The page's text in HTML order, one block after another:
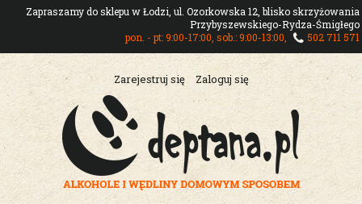
Zapraszamy do sklepu w Łodzi, ul. Ozorkowska 12, blisko skrzyżowania
Przybyszewskiego-Rydza-Śmigłego
pon. - pt: 9:00-17:00, sob.: 9:00-13:00,
502 711 571
Zarejestruj się Zaloguj się